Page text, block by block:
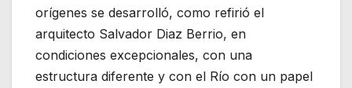
orígenes se desarrolló, como refirió el
arquitecto Salvador Diaz Berrio, en
condiciones excepcionales, con una
estructura diferente y con el Río con un papel